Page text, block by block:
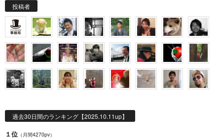
投稿者
過去30日間のランキング【2025.10.11up】
１位 （月間4270pv）